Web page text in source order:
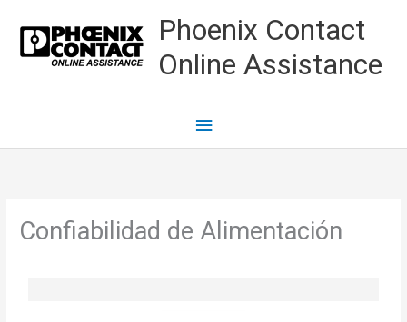
contenido
Phoenix Contact
Online Assistance
Menú
principal
Confiabilidad de Alimentación